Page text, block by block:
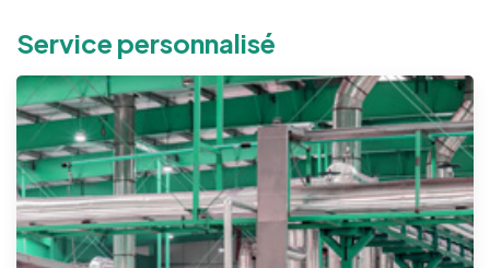
Service personnalisé